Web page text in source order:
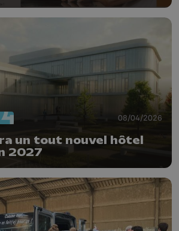
08/04/2026
un tout nouvel hôtel
2027